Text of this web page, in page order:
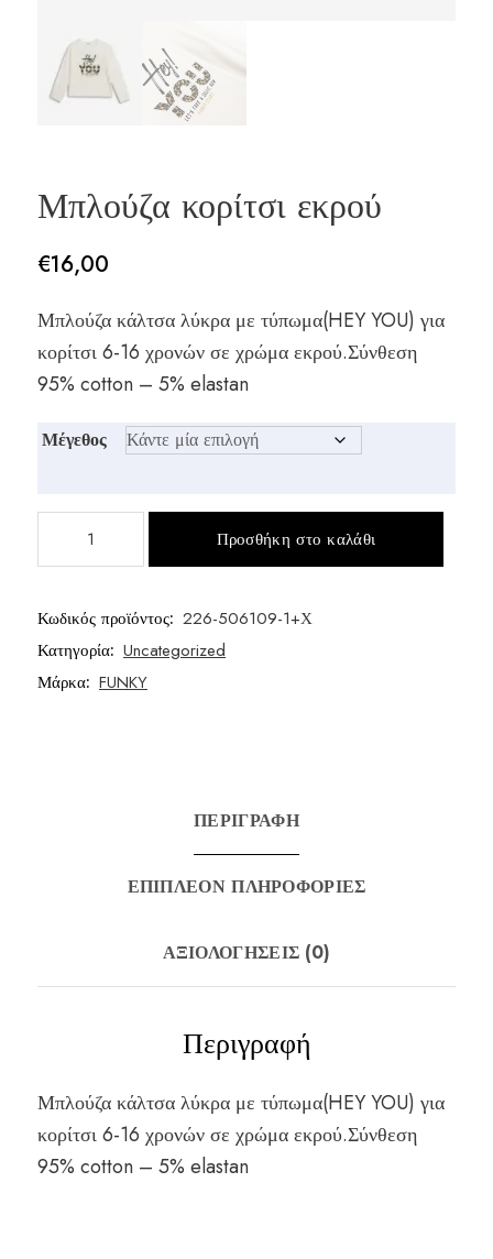
Μπλούζα κορίτσι εκρού
€16,00
Μπλούζα κάλτσα λύκρα με τύπωμα(HEY YOU) για
κορίτσι 6-16 χρονών σε χρώμα εκρού.Σύνθεση
95% cotton – 5% elastan
Μέγεθος
Προσθήκη στο καλάθι
Κωδικός προϊόντος: 226-506109-1+Χ
Κατηγορία: Uncategorized
Μάρκα: FUNKY
ΠΕΡΙΓΡΑΦΉ
ΕΠΙΠΛΈΟΝ ΠΛΗΡΟΦΟΡΊΕΣ
ΑΞΙΟΛΟΓΉΣΕΙΣ (0)
Περιγραφή
Μπλούζα κάλτσα λύκρα με τύπωμα(HEY YOU) για
κορίτσι 6-16 χρονών σε χρώμα εκρού.Σύνθεση
95% cotton – 5% elastan